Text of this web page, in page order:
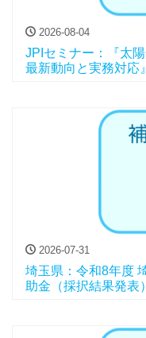
2026-08-04
JPIセミナー：『太
最新動向と実務対応
2026-07-31
埼玉県：令和8年度
助金（採択結果発表）